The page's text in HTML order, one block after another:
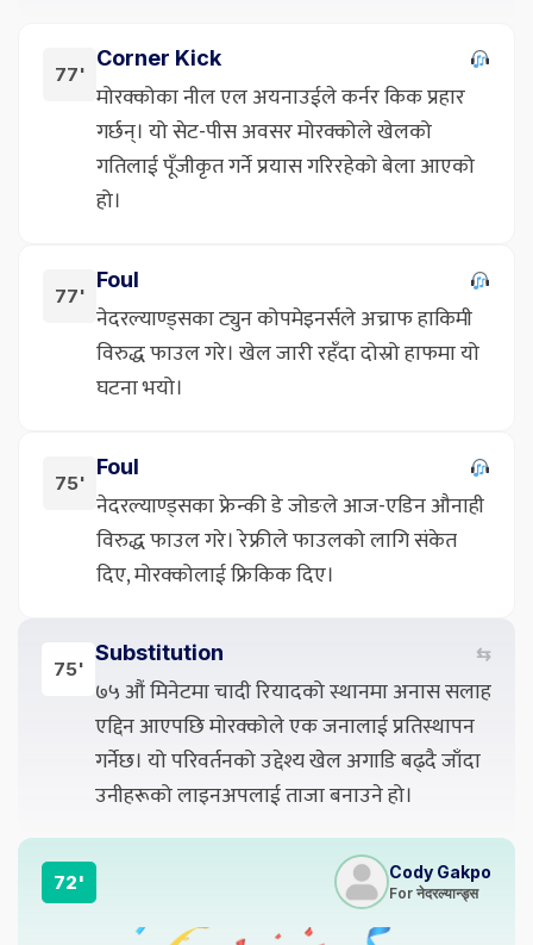
77'
Corner Kick
मोरक्कोका नील एल अयनाउईले कर्नर किक प्रहार
गर्छन्। यो सेट-पीस अवसर मोरक्कोले खेलको
गतिलाई पूँजीकृत गर्ने प्रयास गरिरहेको बेला आएको
हो।
77'
Foul
नेदरल्याण्ड्सका ट्युन कोपमेइनर्सले अच्राफ हाकिमी
विरुद्ध फाउल गरे। खेल जारी रहँदा दोस्रो हाफमा यो
घटना भयो।
75'
Foul
नेदरल्याण्ड्सका फ्रेन्की डे जोङले आज-एडिन औनाही
विरुद्ध फाउल गरे। रेफ्रीले फाउलको लागि संकेत
दिए, मोरक्कोलाई फ्रिकिक दिए।
75'
Substitution ⇆
७५ औं मिनेटमा चादी रियादको स्थानमा अनास सलाह
एद्दिन आएपछि मोरक्कोले एक जनालाई प्रतिस्थापन
गर्नेछ। यो परिवर्तनको उद्देश्य खेल अगाडि बढ्दै जाँदा
उनीहरूको लाइनअपलाई ताजा बनाउने हो।
72' Cody Gakpo
For नेदरल्यान्ड्स